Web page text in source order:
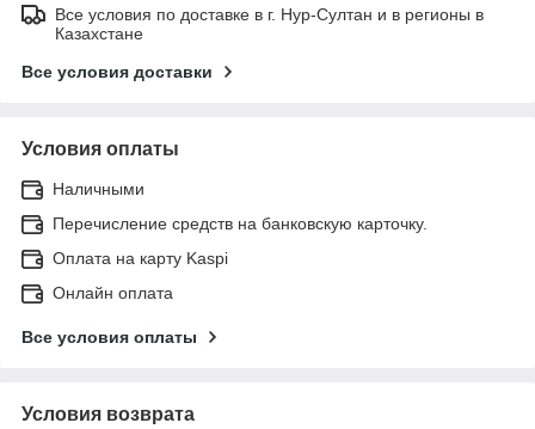
Все условия по доставке в г. Нур-Султан и в регионы в
Казахстане
Все условия доставки
Условия оплаты
Наличными
Перечисление средств на банковскую карточку.
Оплата на карту Kaspi
Онлайн оплата
Все условия оплаты
Условия возврата